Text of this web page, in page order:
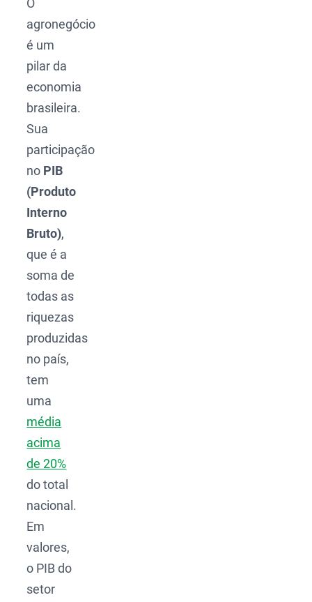
O
agronegócio
é um
pilar da
economia
brasileira.
Sua
participação
no PIB
(Produto
Interno
Bruto),
que é a
soma de
todas as
riquezas
produzidas
no país,
tem
uma
média
acima
de 20%
do total
nacional.
Em
valores,
o PIB do
setor